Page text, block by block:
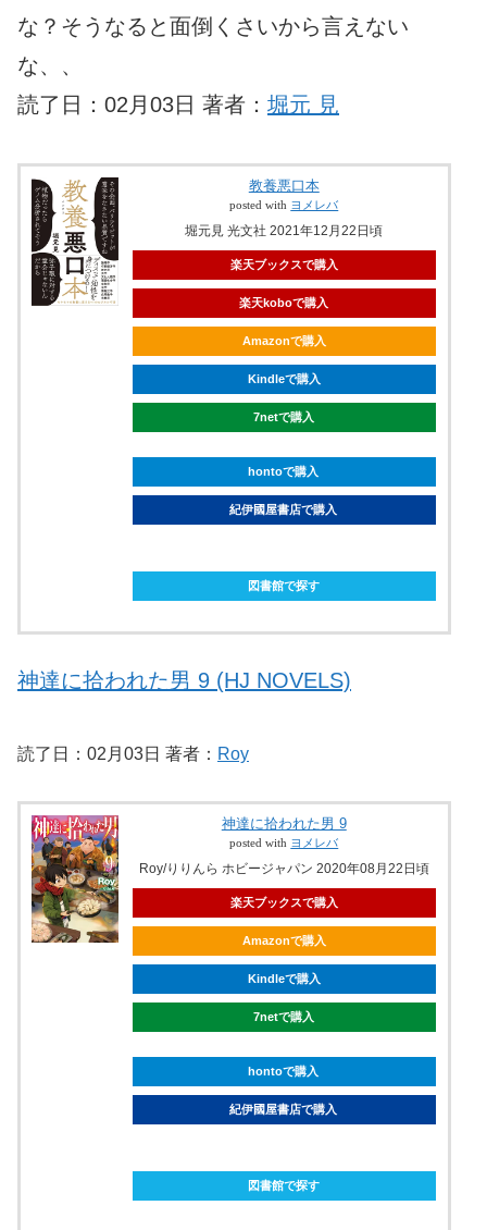
な？そうなると面倒くさいから言えない
な、、
読了日：02月03日 著者： 堀元 見
教養悪口本
posted with ヨメレバ
堀元見 光文社 2021年12月22日頃
楽天ブックスで購入
楽天koboで購入
Amazonで購入
Kindleで購入
7netで購入
hontoで購入
紀伊國屋書店で購入
図書館で探す
神達に拾われた男 9 (HJ NOVELS)
読了日：02月03日 著者： Roy
神達に拾われた男 9
posted with ヨメレバ
Roy/りりんら ホビージャパン 2020年08月22日頃
楽天ブックスで購入
Amazonで購入
Kindleで購入
7netで購入
hontoで購入
紀伊國屋書店で購入
図書館で探す